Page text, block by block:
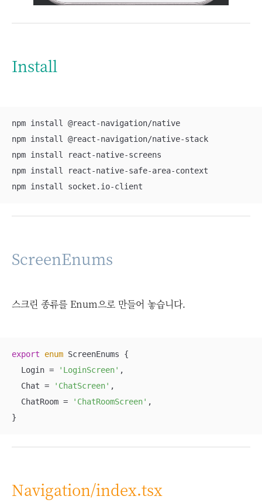
Install
npm install @react-navigation/native
npm install @react-navigation/native-stack
npm install react-native-screens
npm install react-native-safe-area-context
npm install socket.io-client
ScreenEnums
스크린 종류를 Enum으로 만들어 놓습니다.
export enum ScreenEnums {
  Login =
'LoginScreen' ,
  Chat =
'ChatScreen' ,
  ChatRoom =
'ChatRoomScreen' ,
}
Navigation/index.tsx